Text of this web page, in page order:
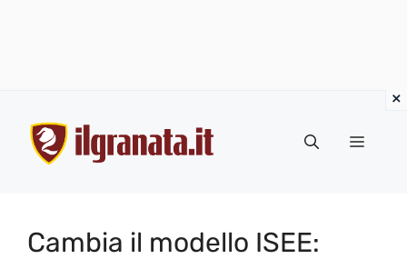
contenuto
Menu
Cambia il modello ISEE: